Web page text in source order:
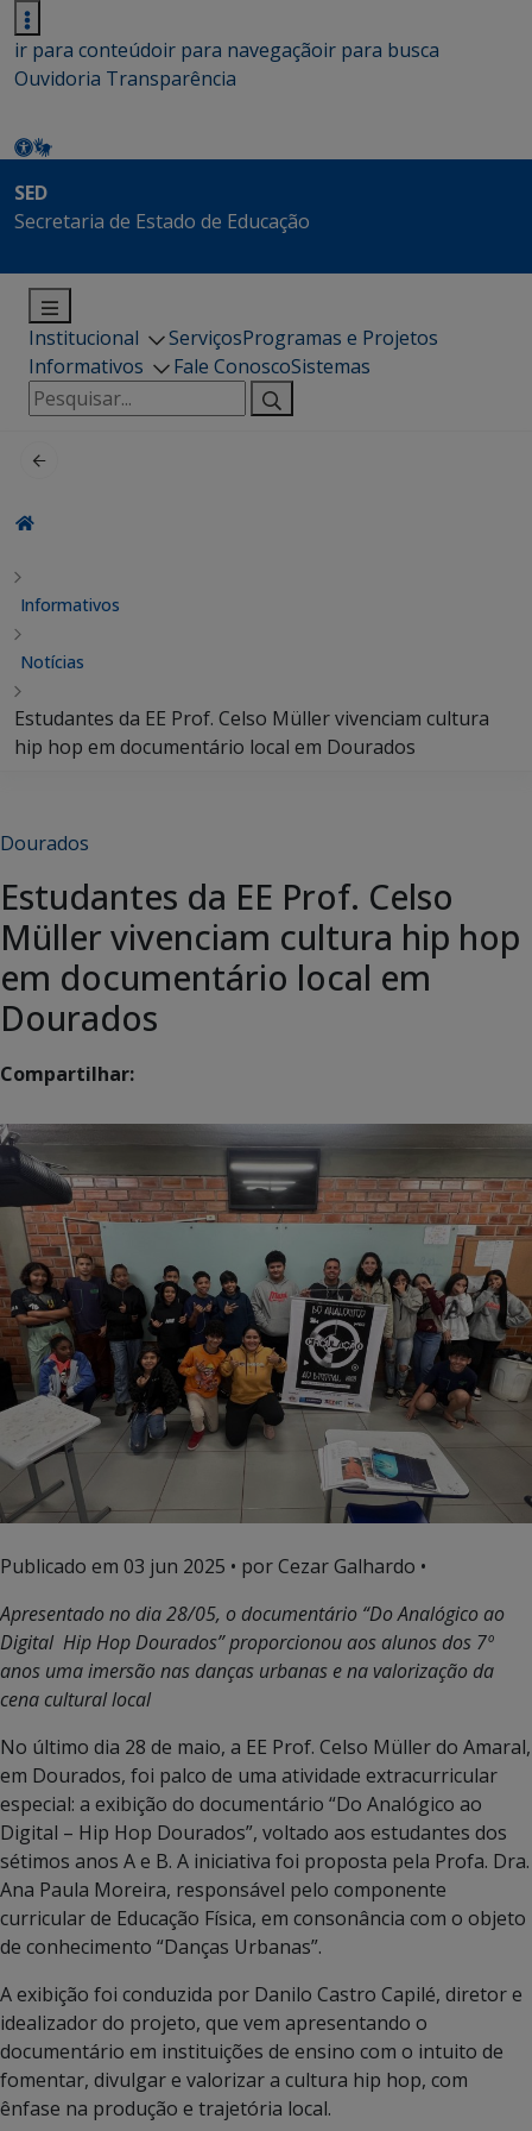
ir para conteúdoir para navegaçãoir para busca
Ouvidoria Transparência
SED
Secretaria de Estado de Educação
Institucional ServiçosProgramas e Projetos
Informativos
Fale ConoscoSistemas
Pesquisar
por:
Informativos
Notícias
Estudantes da EE Prof. Celso Müller vivenciam cultura
hip hop em documentário local em Dourados
Dourados
Estudantes da EE Prof. Celso
Müller vivenciam cultura hip hop
em documentário local em
Dourados
Compartilhar:
Publicado em 03 jun 2025 • por Cezar Galhardo •
Apresentado no dia 28/05, o documentário “Do Analógico ao
Digital Hip Hop Dourados” proporcionou aos alunos dos 7º
anos uma imersão nas danças urbanas e na valorização da
cena cultural local
No último dia 28 de maio, a EE Prof. Celso Müller do Amaral,
em Dourados, foi palco de uma atividade extracurricular
especial: a exibição do documentário “Do Analógico ao
Digital – Hip Hop Dourados”, voltado aos estudantes dos
sétimos anos A e B. A iniciativa foi proposta pela Profa. Dra.
Ana Paula Moreira, responsável pelo componente
curricular de Educação Física, em consonância com o objeto
de conhecimento “Danças Urbanas”.
A exibição foi conduzida por Danilo Castro Capilé, diretor e
idealizador do projeto, que vem apresentando o
documentário em instituições de ensino com o intuito de
fomentar, divulgar e valorizar a cultura hip hop, com
ênfase na produção e trajetória local.